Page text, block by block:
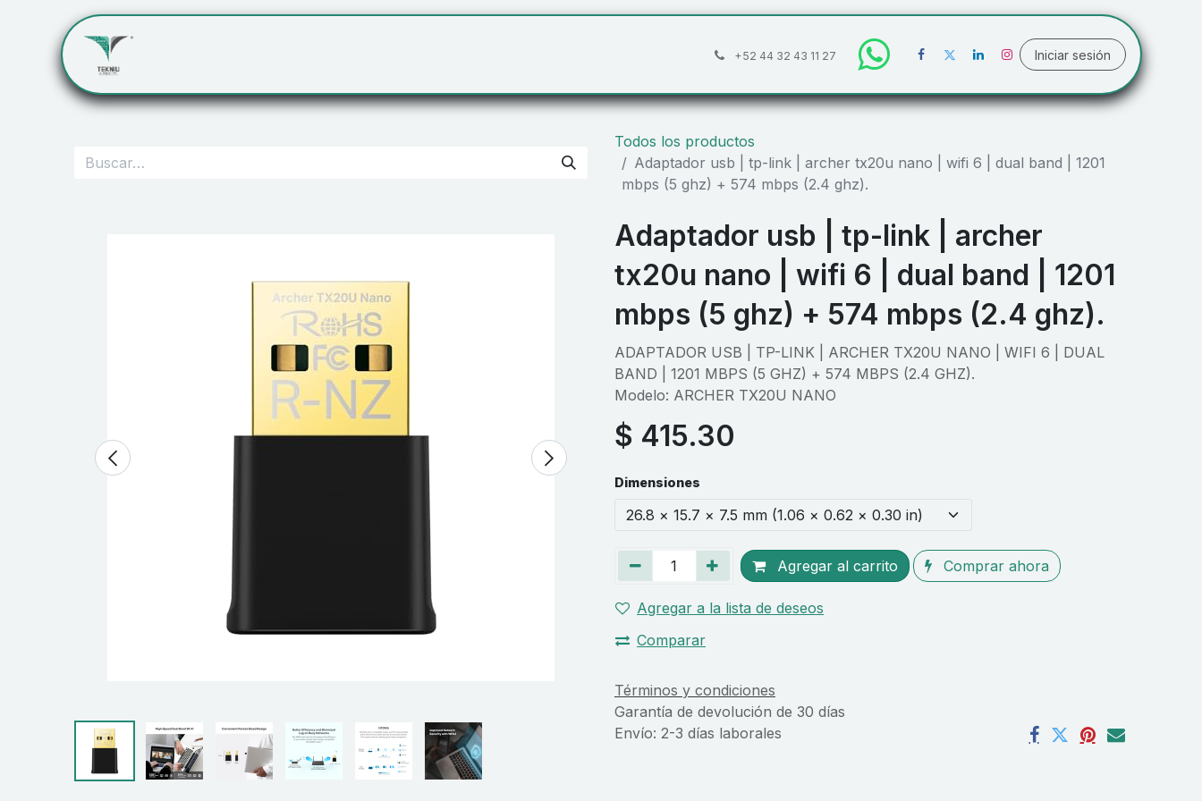
+52 44 32 43 11 27 Iniciar sesión
Todos los productos
Adaptador usb | tp-link | archer tx20u nano | wifi 6 | dual band | 1201
mbps (5 ghz) + 574 mbps (2.4 ghz).
Adaptador usb | tp-link | archer
tx20u nano | wifi 6 | dual band | 1201
mbps (5 ghz) + 574 mbps (2.4 ghz).
ADAPTADOR USB | TP-LINK | ARCHER TX20U NANO | WIFI 6 | DUAL
BAND | 1201 MBPS (5 GHZ) + 574 MBPS (2.4 GHZ).
Modelo: ARCHER TX20U NANO
$ 415.30
Dimensiones
Agregar al carrito Comprar ahora
Agregar a la lista de deseos
Comparar
Términos y condiciones
Garantía de devolución de 30 días
Envío: 2-3 días laborales